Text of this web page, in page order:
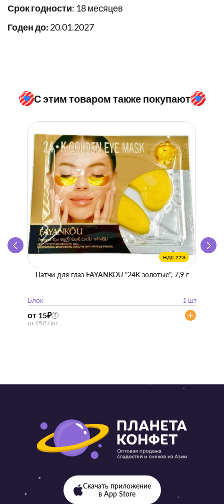
Срок годности: 18 месяцев
Годен до: 20.01.2027
С этим товаром также покупают
НДС 22%
Патчи для глаз FAYANKOU "24K золотые", 7,9 г
Блок 1 шт
от 15₽ ?
от 15 ₽ / шт
Скачать приложение
в App Store